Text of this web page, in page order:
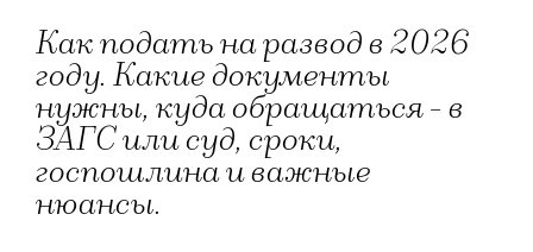
Как подать на развод в 2026
году. Какие документы
нужны, куда обращаться - в
ЗАГС или суд, сроки,
госпошлина и важные
нюансы.